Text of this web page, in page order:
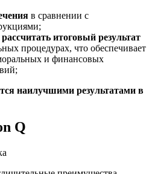
в сравнении с
итоговый результат
процедурах, что обеспечивает
и финансовых
наилучшими результатами в
Q